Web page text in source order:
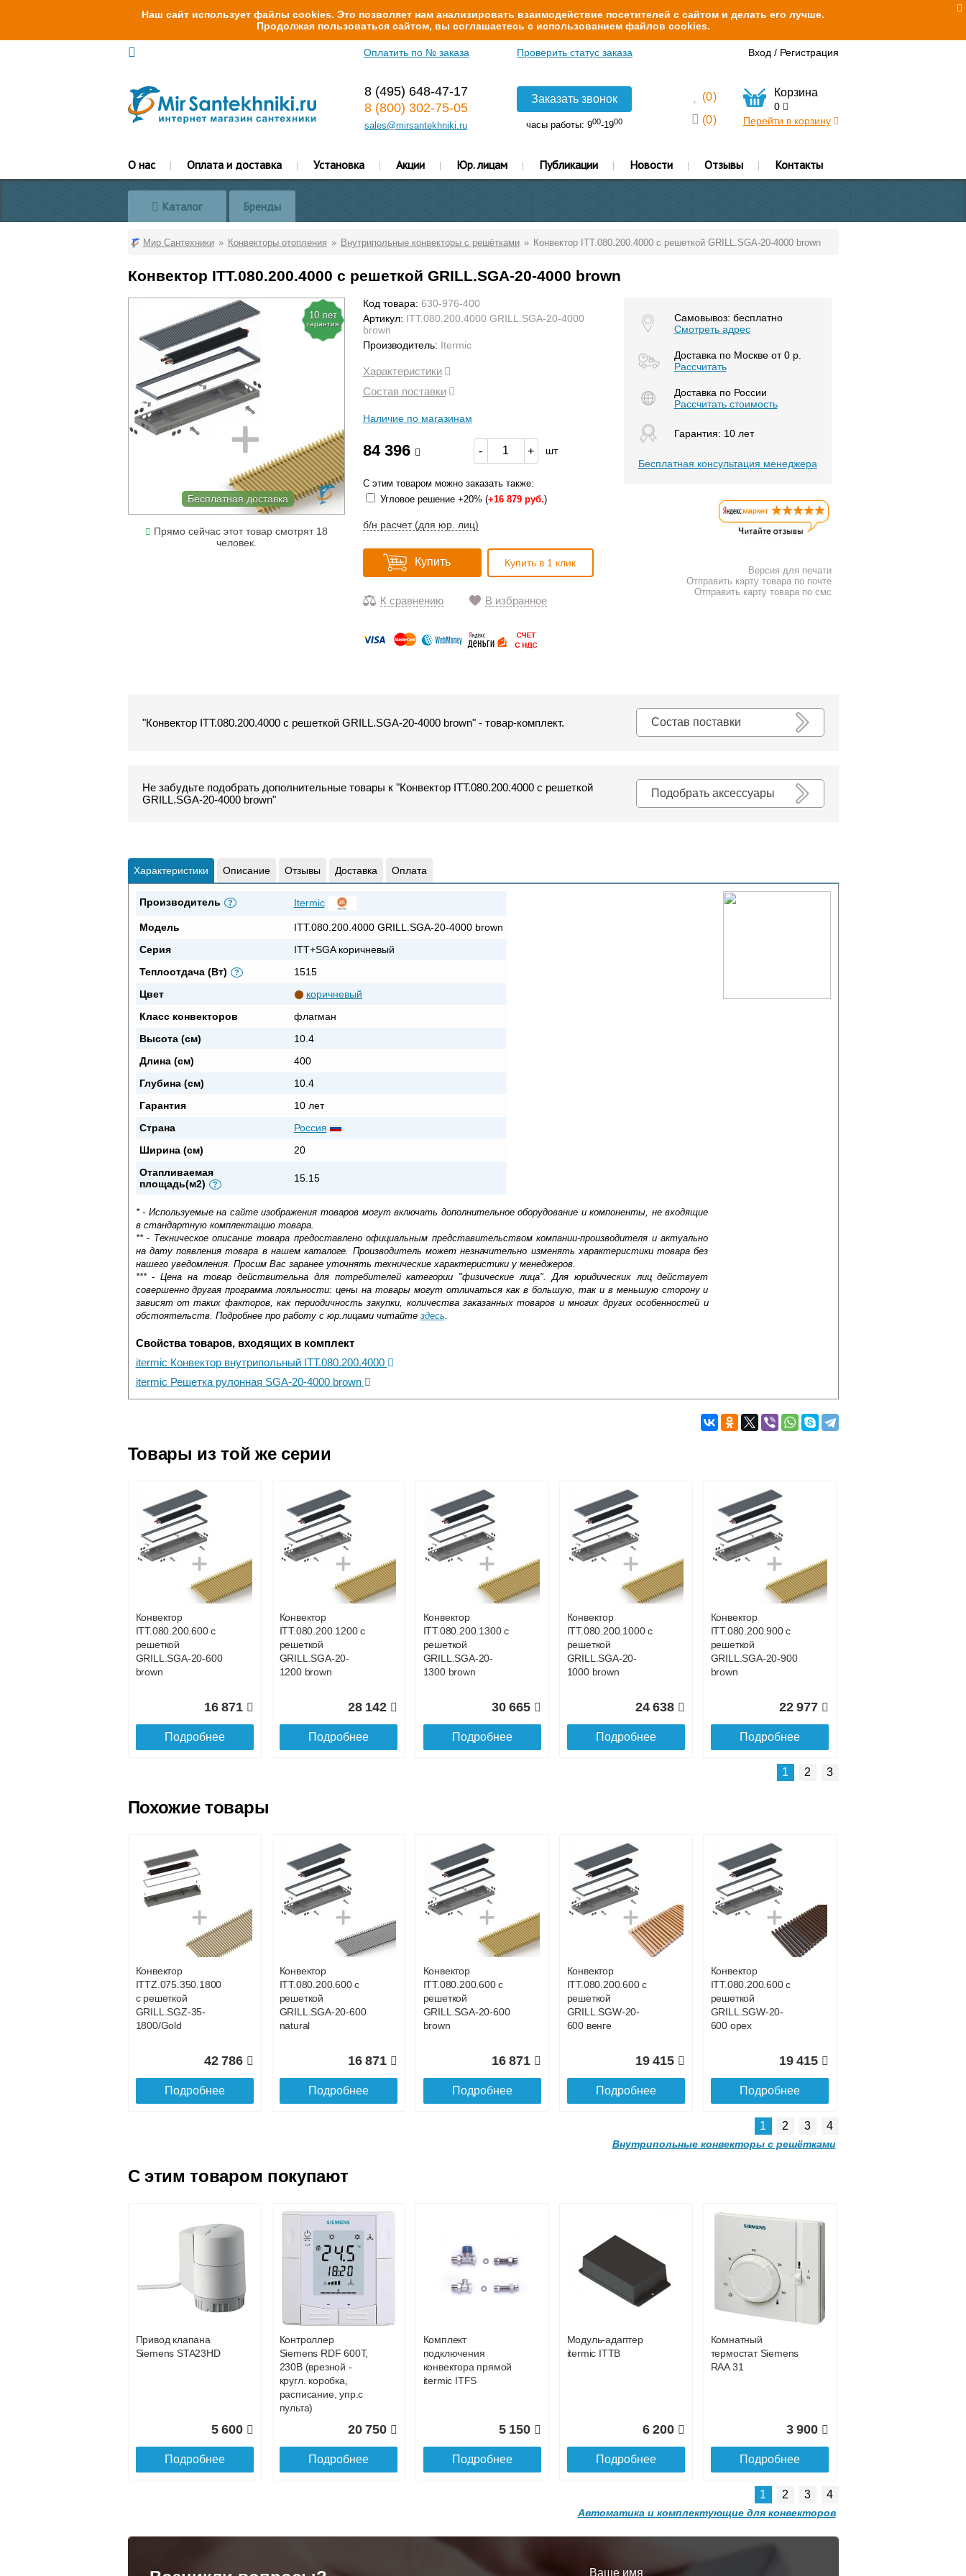
Наш сайт использует файлы cookies. Это позволяет нам анализировать взаимодействие посетителей с сайтом и делать его лучше.
Продолжая пользоваться сайтом, вы соглашаетесь с использованием файлов cookies.
Оплатить по № заказа Проверить статус заказа Вход / Регистрация
8 (495) 648-47-17
8 (800) 302-75-05
sales@mirsantekhniki.ru
Заказать звонок
часы работы: 900-1900
(0)
(0)
Корзина
0
Перейти в корзину
О нас Оплата и доставка Установка Акции Юр. лицам Публикации Новости Отзывы Контакты
Каталог Бренды
Мир Сантехники Конвекторы отопления Внутрипольные конвекторы с решётками Конвектор ITT.080.200.4000 с решеткой GRILL.SGA-20-4000 brown
Конвектор ITT.080.200.4000 с решеткой GRILL.SGA-20-4000 brown
10 лет
гарантия
Бесплатная доставка
Прямо сейчас этот товар смотрят 18
человек.
Код товара: 630-976-400
Артикул: ITT.080.200.4000 GRILL.SGA-20-4000
brown
Производитель: Itermic
Характеристики
Состав поставки
Наличие по магазинам
84 396 - + шт
С этим товаром можно заказать также:
Угловое решение +20% (+16 879 руб.)
б/н расчет (для юр. лиц)
Купить Купить в 1 клик
К сравнению В избранное
Самовывоз: бесплатно
Смотреть адрес
Доставка по Москве от 0 р.
Расcчитать
Доставка по России
Рассчитать стоимость
Гарантия: 10 лет
Бесплатная консультация менеджера
Версия для печати
Отправить карту товара по почте
Отправить карту товара по смс
Состав поставки
"Конвектор ITT.080.200.4000 с решеткой GRILL.SGA-20-4000 brown" - товар-комплект.
Подобрать аксессуары
Не забудьте подобрать дополнительные товары к "Конвектор ITT.080.200.4000 с решеткой
GRILL.SGA-20-4000 brown"
Характеристики Описание Отзывы Доставка Оплата
Производитель ? Itermic
Модель
ITT.080.200.4000 GRILL.SGA-20-4000 brown
Серия
ITT+SGA коричневый
Теплоотдача (Вт)
?
1515
Цвет
коричневый
Класс конвекторов
флагман
Высота (см)
10.4
Длина (см)
400
Глубина (см)
10.4
Гарантия
10 лет
Страна
Россия
Ширина (см)
20
Отапливаемая
площадь(м2)
?
15.15
* - Используемые на сайте изображения товаров могут включать дополнительное оборудование и компоненты, не входящие
в стандартную комплектацию товара.
** - Техническое описание товара предоставлено официальным представительством компании-производителя и актуально
на дату появления товара в нашем каталоге. Производитель может незначительно изменять характеристики товара без
нашего уведомления. Просим Вас заранее уточнять технические характеристики у менеджеров.
*** - Цена на товар действительна для потребителей категории "физические лица". Для юридических лиц действует
совершенно другая программа лояльности: цены на товары могут отличаться как в большую, так и в меньшую сторону и
зависят от таких факторов, как периодичность закупки, количества заказанных товаров и многих других особенностей и
обстоятельств. Подробнее про работу с юр.лицами читайте здесь
Свойства товаров, входящих в комплект
itermic Конвектор внутрипольный ITT.080.200.4000
itermic Решетка рулонная SGA-20-4000 brown
Доставка сантехники по Москве и Московской области
Подъем на этаж.
до подъезда
услуга платная
возможность
Доставка в регионы России.
Подробнее о доставке
Возможные способы оплаты:
Банковской картой при получении товара как при доставке, так и самовывозом
Интернет-деньгами (Yandex-деньги, Web-money, Qiwi-кошельки и другие).
Безналичный расчёт (возможно и с НДС)
Подробнее об оплате
Товары из той же серии
Конвектор
ITT.080.200.600 с
решеткой
GRILL.SGA-20-600
brown
16 871
Подробнее
Конвектор
ITT.080.200.1200 с
решеткой
GRILL.SGA-20-
1200 brown
28 142
Подробнее
Конвектор
ITT.080.200.1300 с
решеткой
GRILL.SGA-20-
1300 brown
30 665
Подробнее
Конвектор
ITT.080.200.1000 с
решеткой
GRILL.SGA-20-
1000 brown
24 638
Подробнее
Конвектор
ITT.080.200.900 с
решеткой
GRILL.SGA-20-900
brown
22 977
Подробнее
Конвектор
ITT.080.200.800 с
GRILL.SGA-20-800
21 017
Подробнее
Конвектор
ITT.080.200.700 с
GRILL.SGA-20-700
19 056
Подробнее
Конвектор
ITT.080.200.1100 с
GRILL.SGA-20-
26 519
Конвектор
ITT.080.200.4400 с
GRILL.SGA-20-
93 185
Подробнее
Конвектор
ITT.080.200.4300 с
GRILL.SGA-20-
91 285
Подробнее
GRILL.SGA-20-
88 202
Подробнее
Конвектор
решеткой
GRILL.SGA-20-
4100 brown
86 301
Подробнее
3800 brown
80 011
Подробнее
1 2 3
Похожие товары
Конвектор
ITTZ.075.350.1800
с решеткой
GRILL.SGZ-35-
1800/Gold
42 786
Подробнее
Конвектор
ITT.080.200.600 с
решеткой
GRILL.SGA-20-600
natural
16 871
Подробнее
Конвектор
ITT.080.200.600 с
решеткой
GRILL.SGA-20-600
brown
16 871
Подробнее
Конвектор
ITT.080.200.600 с
решеткой
GRILL.SGW-20-
600 венге
19 415
Подробнее
Конвектор
ITT.080.200.600 с
решеткой
GRILL.SGW-20-
600 орех
19 415
Подробнее
ITT.080.200.1200 с
решеткой
GRILL.SGA-20-
28 142
Конвектор
ITT.080.200.600 с
решеткой
GRILL.SGA-20-600
Подробнее
Конвектор
ITT.080.200.1200 с
решеткой
GRILL.SGA-20-
Подробнее
Конвектор
ITT.080.200.1200 с
решеткой
GRILL.SGW-20-
32 501
Конвектор
ITT.080.200.1200 с
решеткой
GRILL.SGW-20-
1200 орех
Конвектор
Конвектор
Конвектор
ITT.080.200.1200 с
Конвектор
решеткой
Конвектор
1 2 3 4
Внутрипольные конвекторы с решётками
C этим товаром покупают
Привод клапана
Siemens STA23HD
5 600
Подробнее
Контроллер
Siemens RDF 600Т,
230В (врезной -
кругл. коробка,
расписание, упр.с
пульта)
20 750
Подробнее
Комплект
подключения
конвектора прямой
itermic ITFS
5 150
Подробнее
Модуль-адаптер
itermic ITTB
6 200
Подробнее
Комнатный
термостат Siemens
RAA 31
3 900
Подробнее
1 2 3 4
Автоматика и комплектующие для конвекторов
Ваше имя